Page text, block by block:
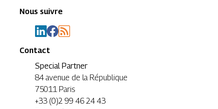
Nous suivre
Contact
Special Partner
84 avenue de la République
75011 Paris
+33 (0)2 99 46 24 43